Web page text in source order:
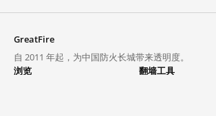
GreatFire
自 2011 年起，为中国防火长城带来透明度。
浏览
翻墙工具